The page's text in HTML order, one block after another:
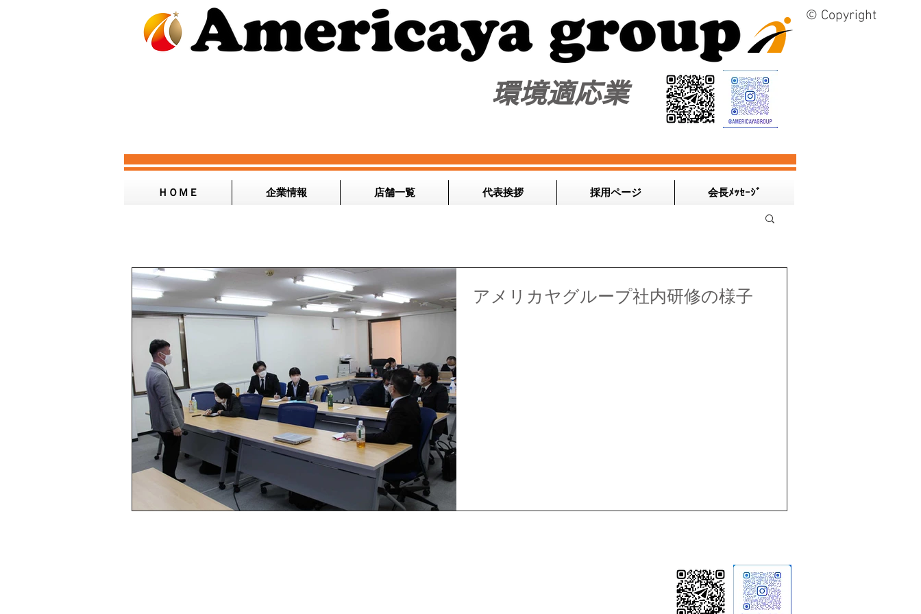
© Copyright
​環境適応業
ＨＯＭＥ 企業情報 店舗一覧 代表挨拶 採用ページ 会長ﾒｯｾｰｼﾞ
アメリカヤグループ社内研修の様子